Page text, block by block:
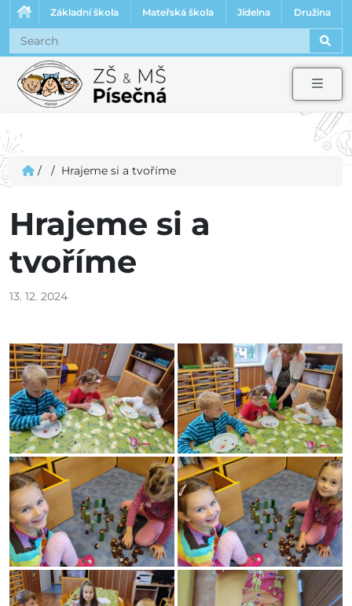
Základní škola Mateřská škola Jídelna Družina
/ / Hrajeme si a tvoříme
Hrajeme si a
tvoříme
13. 12. 2024